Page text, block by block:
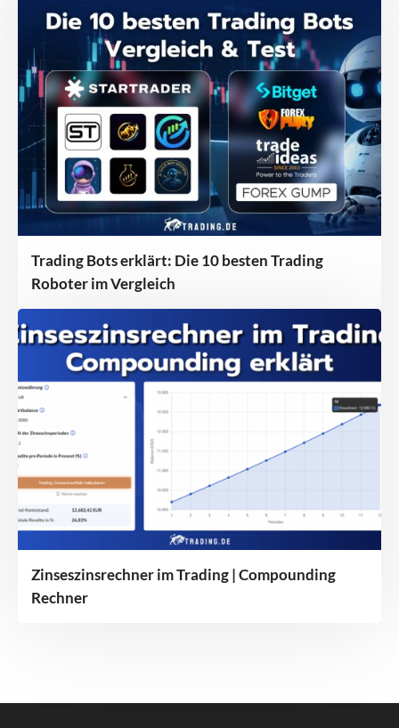
Trading Bots erklärt: Die 10 besten Trading
Roboter im Vergleich
Zinseszinsrechner im Trading | Compounding
Rechner